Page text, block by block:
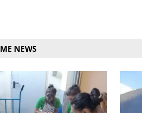
NEWS